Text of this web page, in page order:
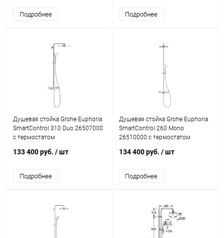
Подробнее Подробнее
Душевая стойка Grohe Euphoria
SmartControl 310 Duo 26507000
с термостатом
133 400 руб. / шт
Подробнее
Душевая стойка Grohe Euphoria
SmartControl 260 Mono
26510000 с термостатом
134 400 руб. / шт
Подробнее